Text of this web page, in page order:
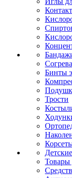
Бинты
Трости
Товары